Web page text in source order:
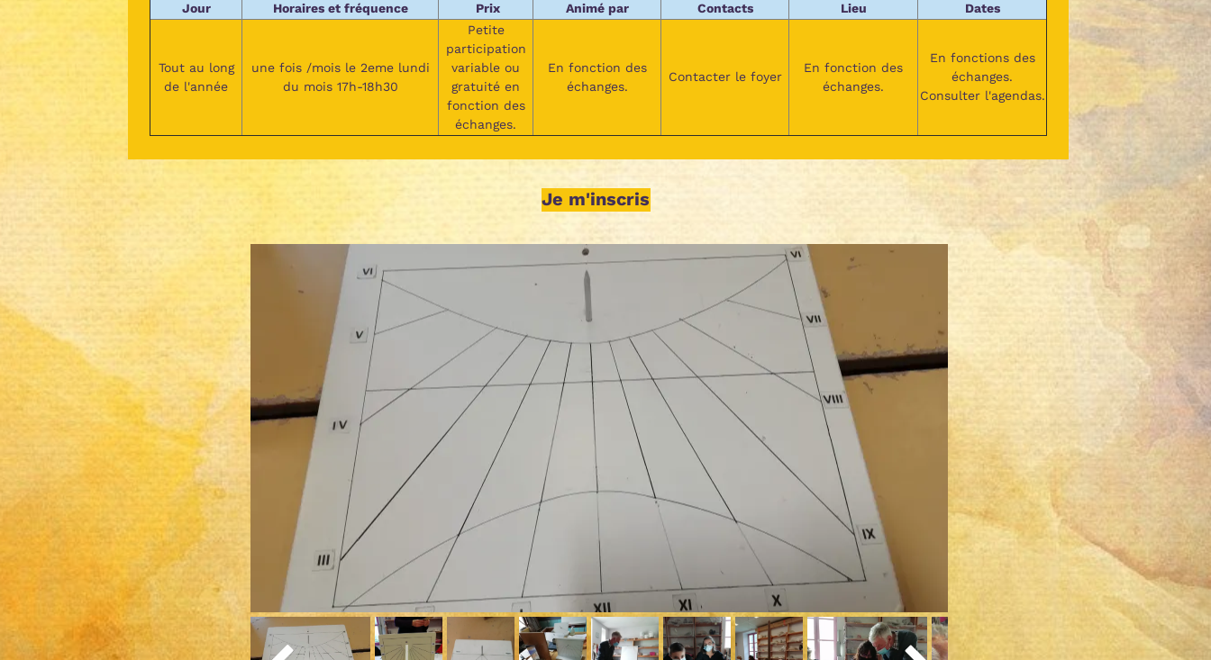
Jour Horaires et fréquence Prix Animé par Contacts Lieu Dates
Tout au long
de l'année
une fois /mois le 2eme lundi
du mois 17h-18h30
Petite
participation
variable ou
gratuité en
fonction des
échanges.
En fonction des
échanges.
Contacter le foyer
En fonction des
échanges.
En fonctions des
échanges.
Consulter l'agendas.
Je m'inscris